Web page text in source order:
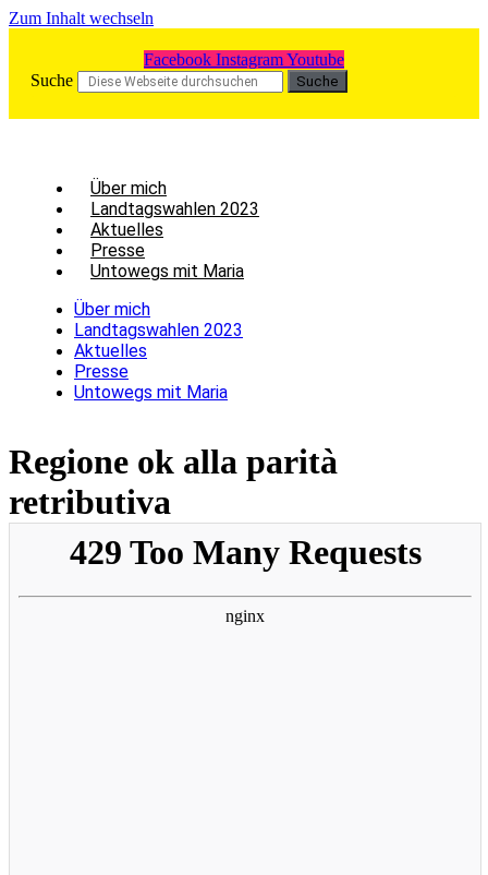
Zum Inhalt wechseln
Facebook InstagramYoutube
Suche
Suche
Über mich
Land­tags­wah­len 2023
Aktu­el­les
Pres­se
Unto­wegs mit Maria
Über mich
Land­tags­wah­len 2023
Aktu­el­les
Pres­se
Unto­wegs mit Maria
Regio­ne ok alla pari­tà
retributiva